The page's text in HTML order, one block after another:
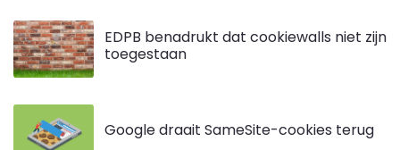
EDPB benadrukt dat cookiewalls niet zijn
toegestaan
Google draait SameSite-cookies terug